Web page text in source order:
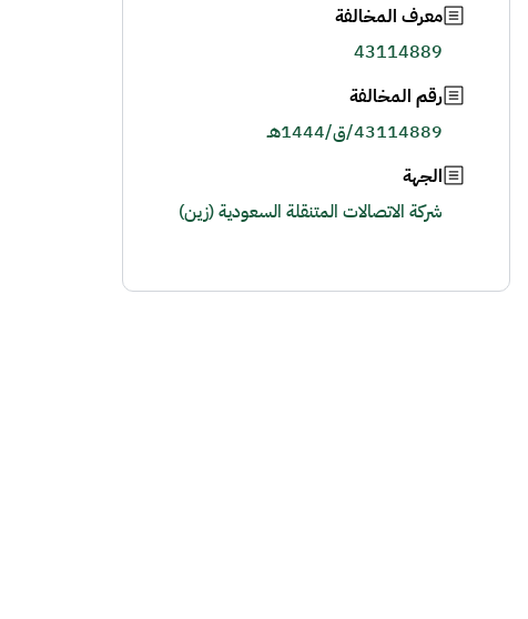
معرف المخالفة
43114889
رقم المخالفة
43114889/ق/1444هـ
الجهة
شركة الاتصالات المتنقلة السعودية (زين)